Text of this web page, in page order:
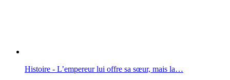
Histoire - L’empereur lui offre sa sœur, mais la…